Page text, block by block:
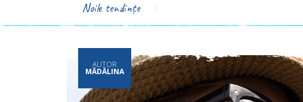
Noile tendințe
AUTOR
MĂDĂLINA